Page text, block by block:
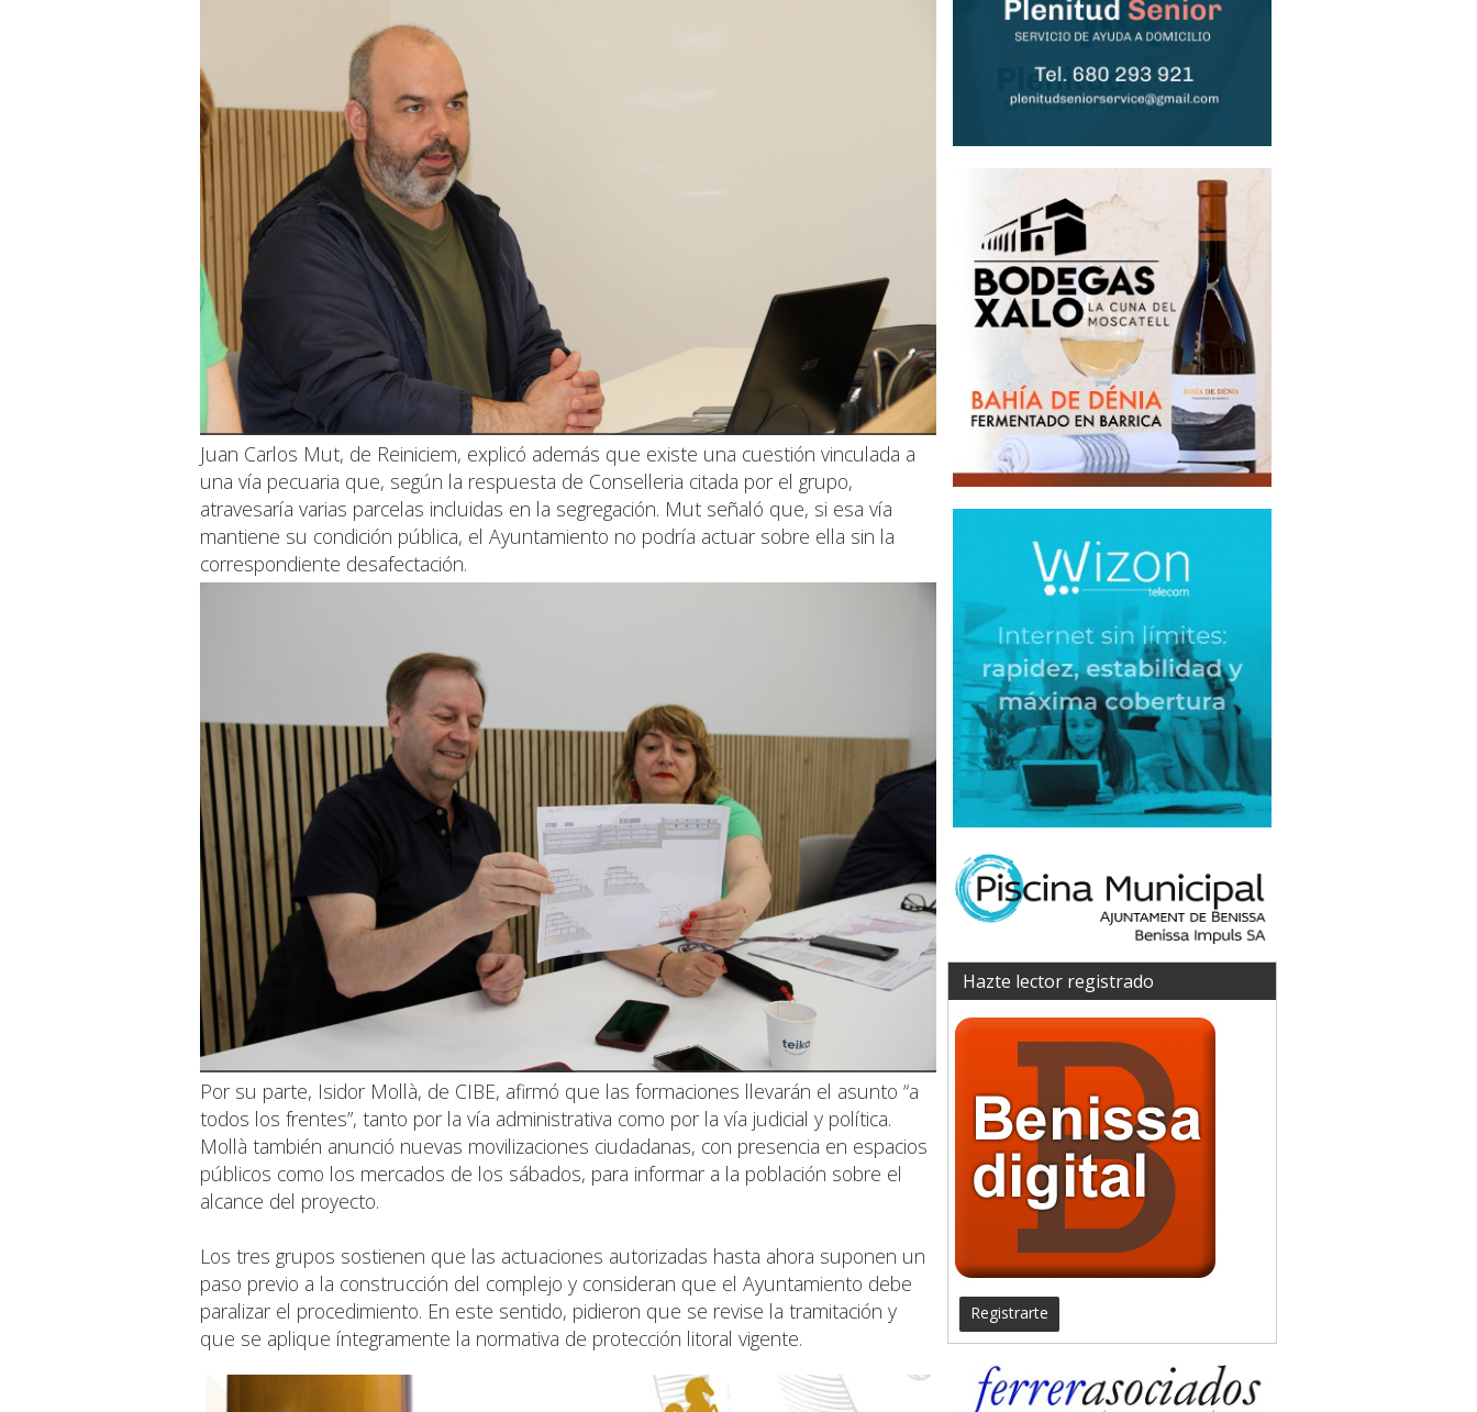
Juan Carlos Mut, de Reiniciem, explicó además que existe una cuestión vinculada a
una vía pecuaria que, según la respuesta de Conselleria citada por el grupo,
atravesaría varias parcelas incluidas en la segregación. Mut señaló que, si esa vía
mantiene su condición pública, el Ayuntamiento no podría actuar sobre ella sin la
correspondiente desafectación.
Por su parte, Isidor Mollà, de CIBE, afirmó que las formaciones llevarán el asunto “a
todos los frentes”, tanto por la vía administrativa como por la vía judicial y política.
Mollà también anunció nuevas movilizaciones ciudadanas, con presencia en espacios
públicos como los mercados de los sábados, para informar a la población sobre el
alcance del proyecto.
Los tres grupos sostienen que las actuaciones autorizadas hasta ahora suponen un
paso previo a la construcción del complejo y consideran que el Ayuntamiento debe
paralizar el procedimiento. En este sentido, pidieron que se revise la tramitación y
que se aplique íntegramente la normativa de protección litoral vigente.
Hazte lector registrado
Registrarte